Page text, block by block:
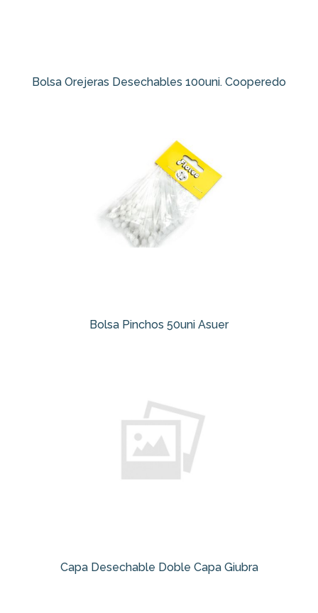
Bolsa Orejeras Desechables 100uni. Cooperedo
Bolsa Pinchos 50uni Asuer
Capa Desechable Doble Capa Giubra